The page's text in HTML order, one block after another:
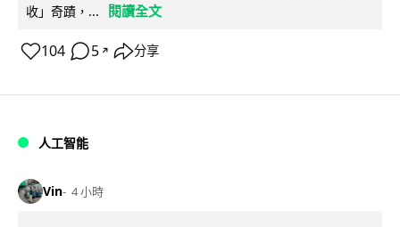
收」奇蹟，...
閱讀全文
104 5 ↗ 分享
人工智能
Vin 4 小時